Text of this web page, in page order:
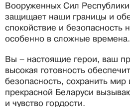
Вооруженных Сил Республики
защищает наши границы и
спокойствие и безопасность
особенно в сложные времена.
Вы – настоящие герои, ваш
высокая готовность
безопасность, сохранить
прекрасной Беларуси
и чувство гордости.